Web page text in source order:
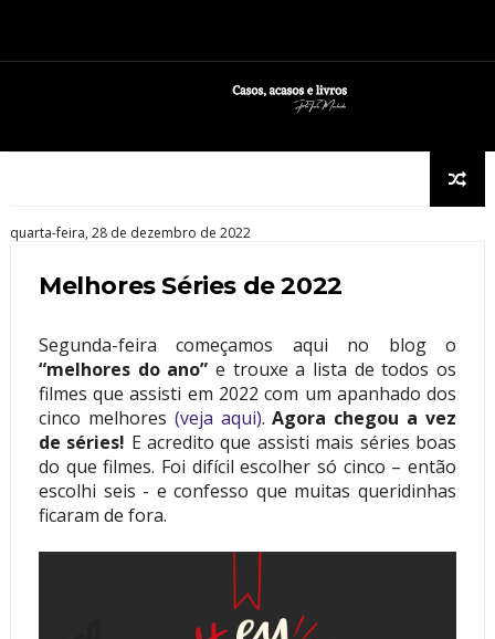
quarta-feira, 28 de dezembro de 2022
Melhores Séries de 2022
Segunda-feira começamos aqui no blog o
“melhores do ano” e trouxe a lista de todos os
filmes que assisti em 2022 com um apanhado dos
cinco melhores (veja aqui).Agora chegou a vez
de séries! E acredito que assisti mais séries boas
do que filmes. Foi difícil escolher só cinco – então
escolhi seis - e confesso que muitas queridinhas
ficaram de fora.